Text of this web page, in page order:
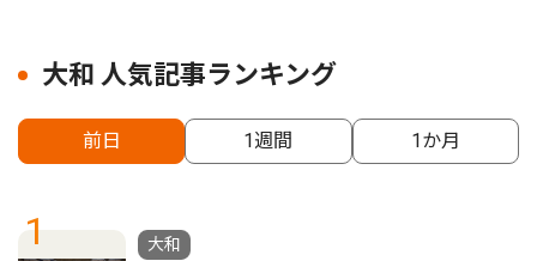
大和 人気記事ランキング
前日 1週間 1か月
1
大和